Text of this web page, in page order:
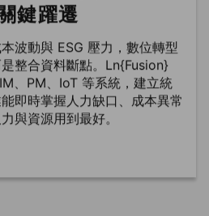
鍵躍遷
波動與 ESG 壓力，數位轉型
整合資料斷點。Ln{Fusion}
、PM、IoT 等系統，建立統
即時掌握人力缺口、成本異常
與資源用到最好。